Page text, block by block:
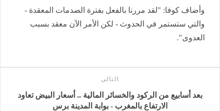
وأضاف كوفا: "لقد مررنا بالفعل بفترة الصدمات المعقدة -
والتي ستستمر في الحدوث - لكن الأمر الآن معقد بسبب
العدوى".
التالى
بعد أسابيع من الركود والخسائر المالية .. أسعار البيض تعاود
الارتفاع بالمغرب - بوابة المدينة برس